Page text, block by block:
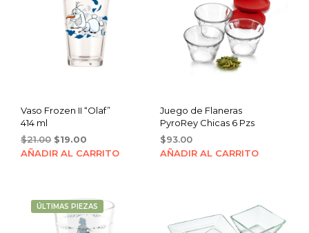
Vaso Frozen II “Olaf”
414 ml
$21.00 Original
price
$19.00
price
AÑADIR AL CARRITO
Juego de Flaneras
PyroRey Chicas 6 Pzs
$93.00
AÑADIR AL CARRITO
ÚLTIMAS PIEZAS